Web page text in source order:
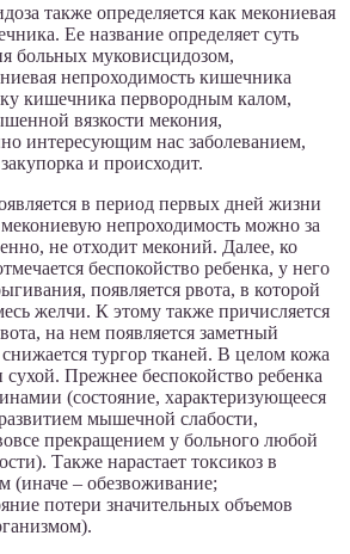
также определяется как мекониевая
Ее название определяет суть
больных муковисцидозом,
непроходимость кишечника
кишечника первородным калом,
вязкости мекония,
интересующим нас заболеванием,
и происходит.
в период первых дней жизни
непроходимость можно за
не отходит меконий. Далее, ко
беспокойство ребенка, у него
появляется рвота, в которой
желчи. К этому также причисляется
на нем появляется заметный
тургор тканей. В целом кожа
сухой. Прежнее беспокойство ребенка
(состояние, характеризующееся
мышечной слабости,
прекращением у больного любой
Также нарастает токсикоз в
(иначе – обезвоживание;
потери значительных объемов